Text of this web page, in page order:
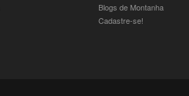
Blogs de Montanha
Cadastre-se!